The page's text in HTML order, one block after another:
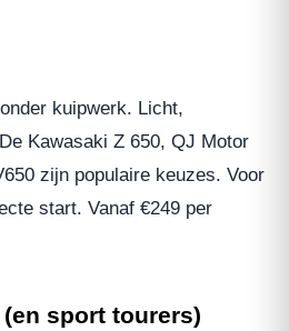
kuipwerk. Licht,
Kawasaki Z 650, QJ Motor
zijn populaire keuzes. Voor
start. Vanaf €249 per
sport tourers)